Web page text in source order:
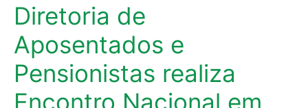
Diretoria de
Aposentados e
Pensionistas realiza
Encontro Nacional em